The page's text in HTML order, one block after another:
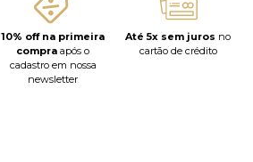
10% off na primeira
compra após o
cadastro em nossa
newsletter
Até 5x sem juros no
cartão de crédito